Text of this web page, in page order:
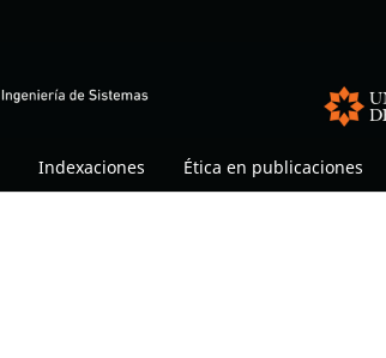
Indexaciones Ética en publicaciones